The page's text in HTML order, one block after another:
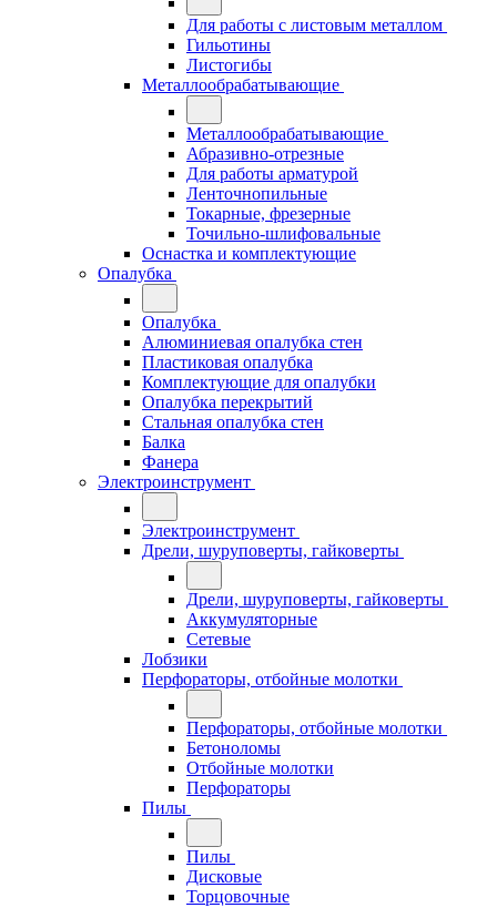
Для работы с листовым металлом
Гильотины
Листогибы
Металлообрабатывающие
Металлообрабатывающие
Абразивно-отрезные
Для работы арматурой
Ленточнопильные
Токарные, фрезерные
Точильно-шлифовальные
Оснастка и комплектующие
Опалубка
Опалубка
Алюминиевая опалубка стен
Пластиковая опалубка
Комплектующие для опалубки
Опалубка перекрытий
Стальная опалубка стен
Балка
Фанера
Электроинструмент
Электроинструмент
Дрели, шуруповерты, гайковерты
Дрели, шуруповерты, гайковерты
Аккумуляторные
Сетевые
Лобзики
Перфораторы, отбойные молотки
Перфораторы, отбойные молотки
Бетоноломы
Отбойные молотки
Перфораторы
Пилы
Пилы
Дисковые
Торцовочные